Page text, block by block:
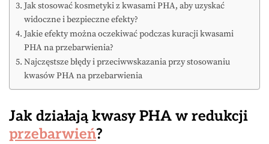
Jak stosować kosmetyki z kwasami PHA, aby uzyskać
widoczne i bezpieczne efekty?
Jakie efekty można oczekiwać podczas kuracji kwasami
PHA na przebarwienia?
Najczęstsze błędy i przeciwwskazania przy stosowaniu
kwasów PHA na przebarwienia
Jak działają kwasy PHA w redukcji
przebarwień?